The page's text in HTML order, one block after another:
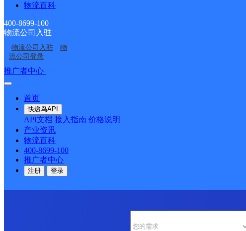
物流百科
400-8699-100
物流公司入驻
物流公司入驻
物
流公司登录
推广者中心
首页
快递鸟API
API文档 接入指南 价格说明
产业资讯
物流百科
400-8699-100
推广者中心
注册 登录
顺丰速运
顺丰速运
顺丰速运
顺丰速运
陵水英州英环东路营业点
顺丰速运
顺丰速运
时效保障 数据准确
成功率100%，准确率≥99.9%
专业团队 方案定制
企业系统级物流解决方案
节省99%研发成本
荣誉成果
国家高新技术企业 荣获《中国物流行业最具投资价值企业》